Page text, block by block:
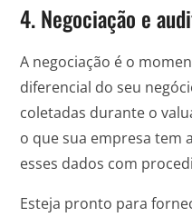
4. Negociação e
A negociação é o
diferencial do seu
coletadas durante o
o que sua empresa tem
esses dados com
Esteja pronto para